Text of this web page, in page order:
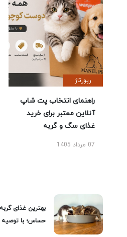
رپورتاژ
راهنمای انتخاب پت شاپ
آنلاین معتبر برای خرید
غذای سگ و گربه
07 مرداد 1405
بهترین غذای
حساس؛ با توصیه